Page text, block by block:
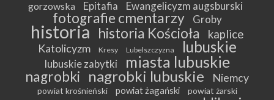
gorzowska
Epitafia Ewangelicyzm augsburski
fotografie cmentarzy Groby
historia historia Kościoła kaplice
Katolicyzm Kresy Lubelszczyzna lubuskie
lubuskie zabytki miasta lubuskie
nagrobki nagrobki lubuskie Niemcy
powiat krośnieński powiat żagański powiat żarski